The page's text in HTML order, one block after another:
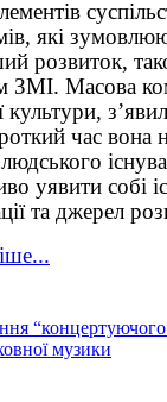
які
розвиток,
ЗМІ. Масова
культури,
час вона
уявити собі
та джерел
музики